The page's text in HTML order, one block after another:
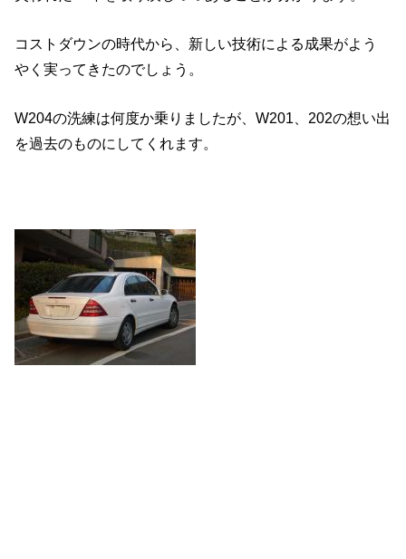
コストダウンの時代から、新しい技術による成果がよう
やく実ってきたのでしょう。
W204の洗練は何度か乗りましたが、W201、202の想い出
を過去のものにしてくれます。